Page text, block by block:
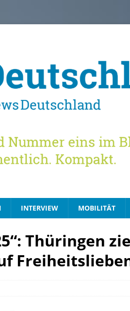
INTERVIEW MOBILITÄT
Thüringen